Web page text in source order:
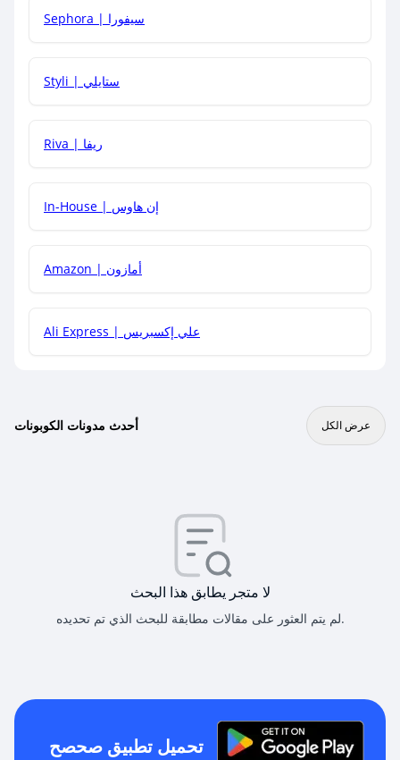
هل يمكنني جمع كود خصم مع العروض الأخرى؟
Sephora | سيفورا
Styli | ستايلي
Riva | ريفا
In-House | إن هاوس
Amazon | أمازون
Ali Express | علي إكسبريس
أحدث مدونات الكوبونات عرض الكل
لا متجر يطابق هذا البحث
لم يتم العثور على مقالات مطابقة للبحث الذي تم تحديده.
تحميل تطبيق صحصح